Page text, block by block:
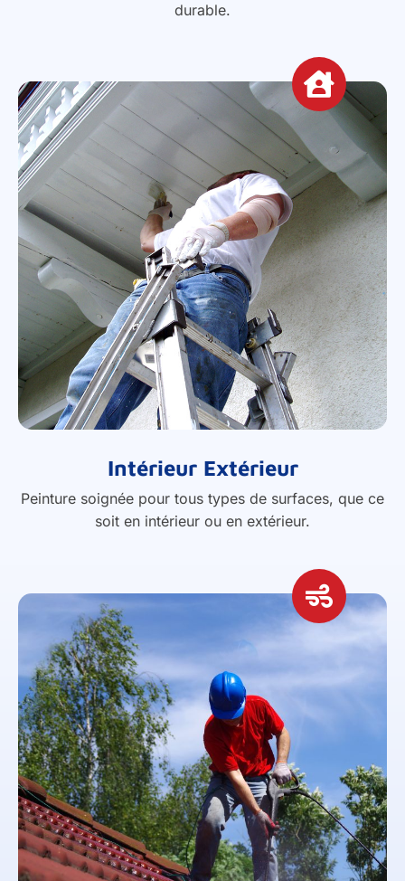
durable.
Intérieur Extérieur
Peinture soignée pour tous types de surfaces, que ce
soit en intérieur ou en extérieur.